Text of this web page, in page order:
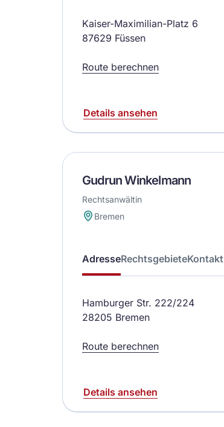
Kaiser-Maximilian-Platz 6
87629 Füssen
Route berechnen
Details ansehen
Gudrun Winkelmann
Rechtsanwältin
Bremen
AdresseRechtsgebieteKontakt
Hamburger Str. 222/224
28205 Bremen
Route berechnen
Details ansehen